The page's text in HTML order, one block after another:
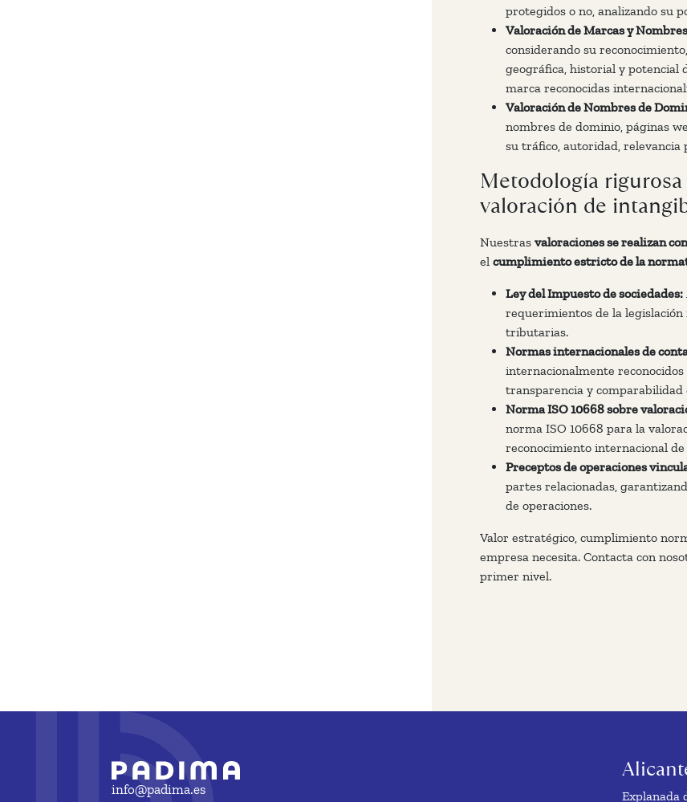
protegidos o no, analizando su
Valoración de Marcas y
considerando su
geográfica, historial y potencial
marca reconocidas
Valoración de Nombres de
nombres de dominio, páginas
su tráfico, autoridad, relevancia
Metodología
valoración de
Nuestras valoraciones se realizan
el cumplimiento estricto de la
Ley del Impuesto de sociedades:
requerimientos de la
tributarias.
Normas internacionales de
internacionalmente
transparencia y
Norma ISO 10668 sobre
norma ISO 10668 para la
reconocimiento internacional
Preceptos de operaciones
partes relacionadas,
de operaciones.
Valor estratégico, cumplimiento
empresa necesita. Contacta con
primer nivel.
info@padima.es Explanada